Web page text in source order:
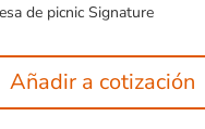
de picnic Signature
Añadir a cotización